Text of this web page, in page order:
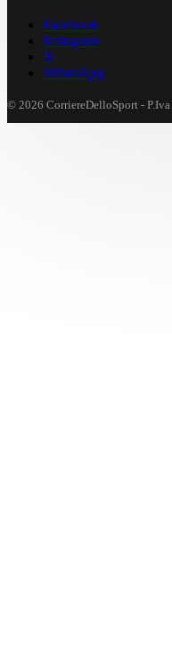
Facebook
Instagram
X
WhatsApp
© 2026 CorriereDelloSport -